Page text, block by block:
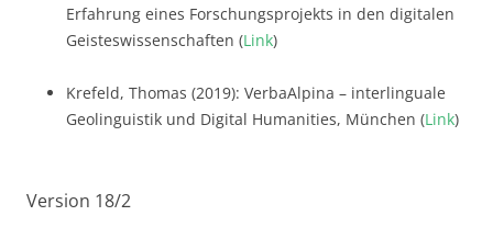
Erfahrung eines Forschungsprojekts in den digitalen
Geisteswissenschaften (Link)
Krefeld, Thomas (2019): VerbaAlpina – interlinguale
Geolinguistik und Digital Humanities, München (Link)
Version 18/2